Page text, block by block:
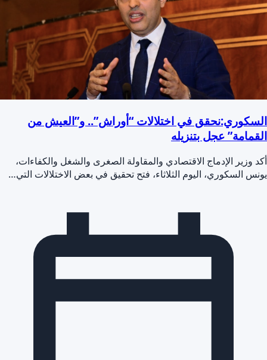
السكوري:نحقق في اختلالات “أوراش”.. و”العيش من
القمامة” عجل بتنزيله
أكد وزير الإدماج الاقتصادي والمقاولة الصغرى والشغل والكفاءات،
يونس السكوري، اليوم الثلاثاء، فتح تحقيق في بعض الاختلالات التي…